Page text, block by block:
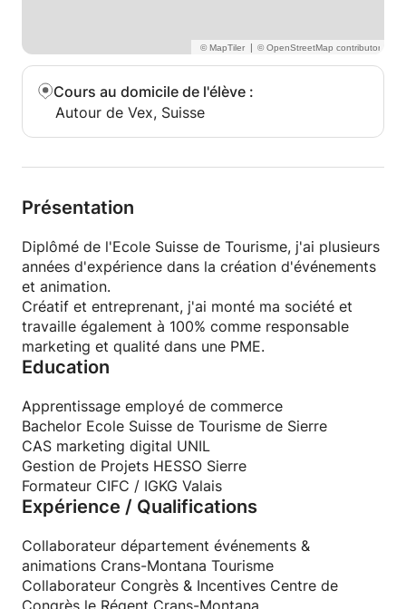
|
Cours au domicile de l'élève :
Autour de Vex, Suisse
Présentation
Diplômé de l'Ecole Suisse de Tourisme, j'ai plusieurs
années d'expérience dans la création d'événements
et animation.
Créatif et entreprenant, j'ai monté ma société et
travaille également à 100% comme responsable
marketing et qualité dans une PME.
Education
Apprentissage employé de commerce
Bachelor Ecole Suisse de Tourisme de Sierre
CAS marketing digital UNIL
Gestion de Projets HESSO Sierre
Formateur CIFC / IGKG Valais
Expérience / Qualifications
Collaborateur département événements &
animations Crans-Montana Tourisme
Collaborateur Congrès & Incentives Centre de
Congrès le Régent Crans-Montana